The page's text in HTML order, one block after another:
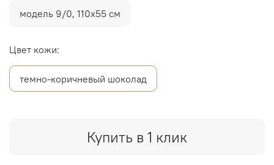
Купить в 1 клик
модель 9/0, 110х55 см
Цвет кожи:
темно-коричневый шоколад